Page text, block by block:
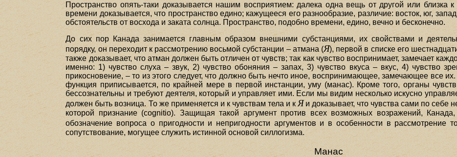
Пространство опять-таки доказывается нашим восприятием: далека одна вещь от другой или
времени доказывается, что пространство едино; кажущееся его разнообразие, различие: восток, юг,
обстоятельств от восхода и заката солнца. Пространство, подобно времени, едино, вечно и бесконечно.
До сих пор Канада занимается главным образом внешними субстанциями, их свойствами и
порядку, он переходит к рассмотрению восьмой субстанции – атмана (Я), первой в списке его
также доказывает, что атман должен быть отличен от чувств; так как чувство воспринимает, замечает
именно: 1) чувство слуха – звук, 2) чувство обоняния – запах, 3) чувство вкуса – вкус, 4) чувство
прикосновение, – то из этого следует, что должно быть нечто иное, воспринимающее, замечающее все
функция приписывается, по крайней мере в первой инстанции, уму (манас). Кроме того, органы
бессознательны и требуют деятеля, который и управляет ими. Если мы видим несколько искусно
должен быть возница. То же применяется и к чувствам тела и к Я и доказывает, что чувства сами по себе
которой признание (cognitio). Защищая такой аргумент против всех возможных возражений,
обозначение вопроса о пригодности и непригодности аргументов и в особенности в рассмотрение
сопутствование, могущее служить истинной основой силлогизма.
Манас